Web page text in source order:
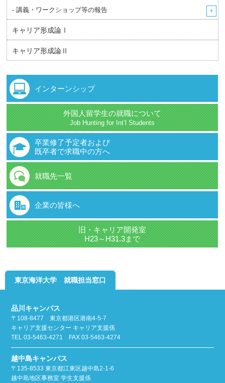
- 講義・ワークショップ等の報告
キャリア形成論Ⅰ
キャリア形成論Ⅱ
インターンシップ
外国人留学生の就職について
Job Hunting for Int’l Students
卒業修了予定者および
既卒者で求職中の方へ
就職先一覧
企業の皆様へ
旧・キャリア開発室
H23～H31.3まで
東京海洋大学 就職担当窓口
品川キャンパス
〒108-8477 東京都港区港南4-5-7
キャリア支援センター キャリア支援係
TEL 03-5463-4271 FAX 03-5463-4274
越中島キャンパス
〒135-8533 東京都江東区越中島2-1-6
越中島地区事務室 学生支援係